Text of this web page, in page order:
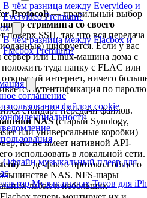
В чём разница между Evervideo и
Evervideo Premium?
В чём разница между Flacbox и
Flacbox Premium?
соглашение
файлов cookie
Офлайн музыкальный плеер для
Музыкальных Тегов для
Protocol)— правильный выбор
стриминга со своего
поверх SSH, так что вся передача
шифруется. Если у вас
сервер или Linux-машина дома с
туда папку с FLAC или
интернет, ничего
аутентификация по паролю
стандарт передачи файлов.
NAS(старый Synology,
или универсальные коробки)
но не имеет нативной API-
использовать в локальной сети.
— де-факто протокол общего
NAS. NFS-шары
лабах и небольших